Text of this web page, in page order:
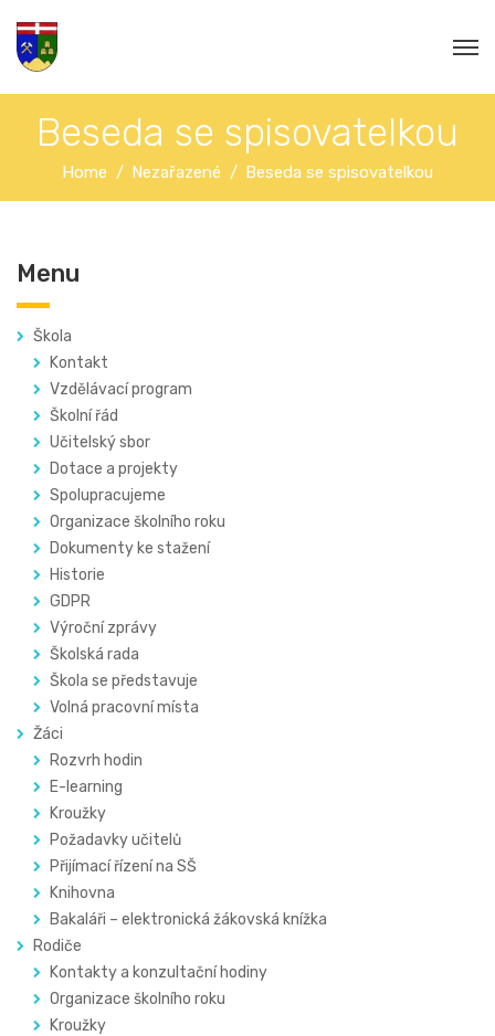
Beseda se spisovatelkou
Home Nezařazené Beseda se spisovatelkou
Menu
Škola
Kontakt
Vzdělávací program
Školní řád
Učitelský sbor
Dotace a projekty
Spolupracujeme
Organizace školního roku
Dokumenty ke stažení
Historie
GDPR
Výroční zprávy
Školská rada
Škola se představuje
Volná pracovní místa
Žáci
Rozvrh hodin
E-learning
Kroužky
Požadavky učitelů
Přijímací řízení na SŠ
Knihovna
Bakaláři – elektronická žákovská knížka
Rodiče
Kontakty a konzultační hodiny
Organizace školního roku
Kroužky